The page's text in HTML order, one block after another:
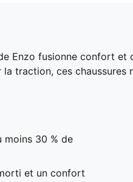
Enzo fusionne confort
traction, ces chaussures
moins 30 % de
et un confort